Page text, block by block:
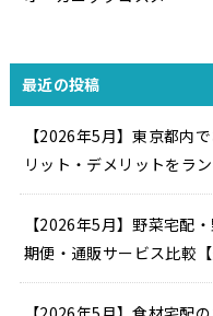
最近の投稿
【2026年5月】東京都内
リット・デメリットをラ
【2026年5月】野菜宅配
期便・通販サービス比較